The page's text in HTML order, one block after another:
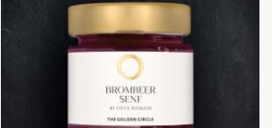
Topping oder kreative Zutat in Bowls
und Salaten.